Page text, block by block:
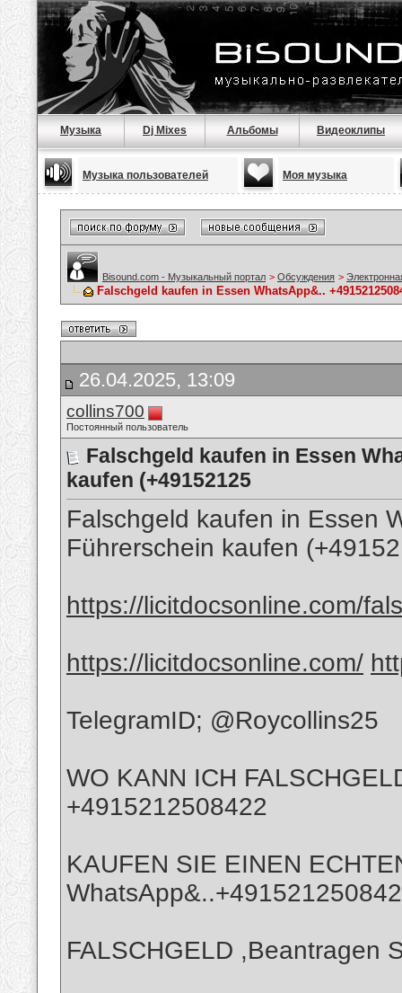
Музыка Dj Mixes Альбомы Видеоклипы
Музыка пользователей Моя музыка
Bisound.com - Музыкальный портал > Обсуждения >
Falschgeld kaufen in Essen WhatsApp&..
26.04.2025, 13:09
collins700
Постоянный пользователь
Falschgeld kaufen in Essen
kaufen (+49152125
Falschgeld kaufen in Essen
Führerschein kaufen
https://licitdocsonline.com/
https://licitdocsonline.com/
TelegramID; @Roycollins25
WO KANN ICH
+4915212508422
KAUFEN SIE EINEN
FALSCHGELD ,Beantragen